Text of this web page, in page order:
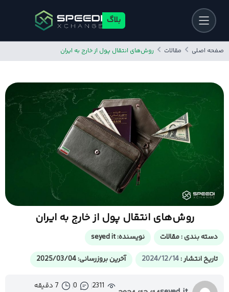
بلاگ
صفحه اصلی مقالات روش‌های انتقال پول از خارج به ایران
روش‌های انتقال پول از خارج به ایران
دسته بندی :مقالات نویسنده:seyed it
تاریخ انتشار :2024/12/14 آخرین بروزرسانی: 2025/03/04
2311
0 7 دقیقه